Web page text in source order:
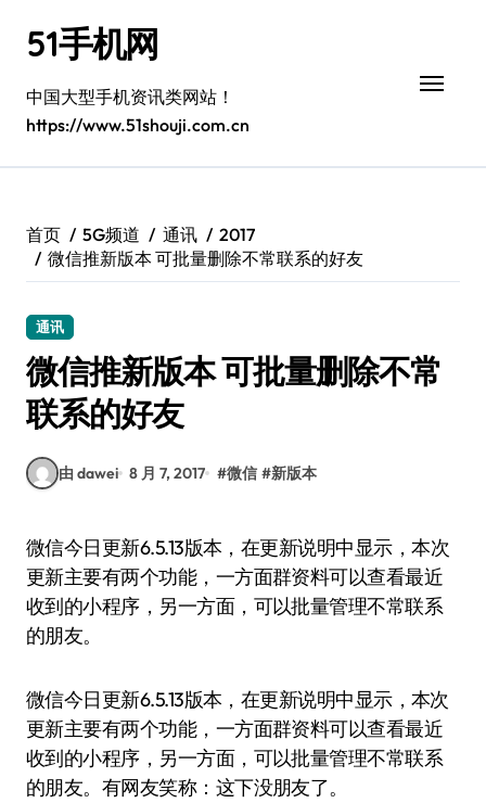
51手机网
中国大型手机资讯类网站！
https://www.51shouji.com.cn
首页 5G频道 通讯
2017
微信推新版本 可批量删除不常联系的好友
通讯
微信推新版本 可批量删除不常
联系的好友
由 dawei 8 月 7, 2017 #微信 #新版本
微信今日更新6.5.13版本，在更新说明中显示，本次
更新主要有两个功能，一方面群资料可以查看最近
收到的小程序，另一方面，可以批量管理不常联系
的朋友。
微信今日更新6.5.13版本，在更新说明中显示，本次
更新主要有两个功能，一方面群资料可以查看最近
收到的小程序，另一方面，可以批量管理不常联系
的朋友。有网友笑称：这下没朋友了。